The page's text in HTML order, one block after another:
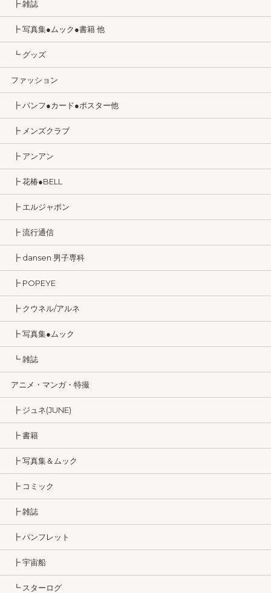
┣ 雑誌
┣ 写真集●ムック●書籍 他
┗ グッズ
ファッション
┣ パンフ●カード●ポスター他
┣ メンズクラブ
┣ アンアン
┣ 花椿●BELL
┣ エルジャポン
┣ 流行通信
┣ dansen 男子専科
┣ POPEYE
┣ クウネル/アルネ
┣ 写真集●ムック
┗ 雑誌
アニメ・マンガ・特撮
┣ ジュネ(JUNE)
┣ 書籍
┣ 写真集＆ムック
┣ コミック
┣ 雑誌
┣ パンフレット
┣ 宇宙船
┗ スターログ